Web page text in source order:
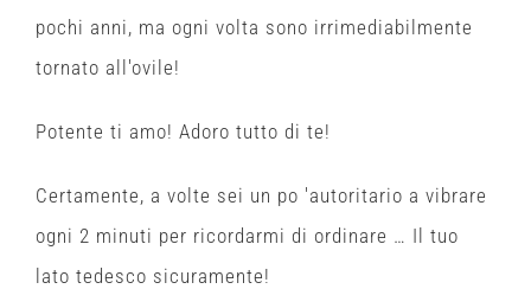
pochi anni, ma ogni volta sono irrimediabilmente
tornato all'ovile!
Potente ti amo! Adoro tutto di te!
Certamente, a volte sei un po 'autoritario a vibrare
ogni 2 minuti per ricordarmi di ordinare … Il tuo
lato tedesco sicuramente!